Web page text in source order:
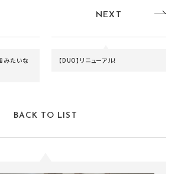
みたいな
NEXT
【DUO】リニューアル！
BACK TO LIST